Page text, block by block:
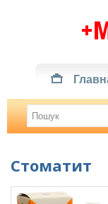
Стоматит